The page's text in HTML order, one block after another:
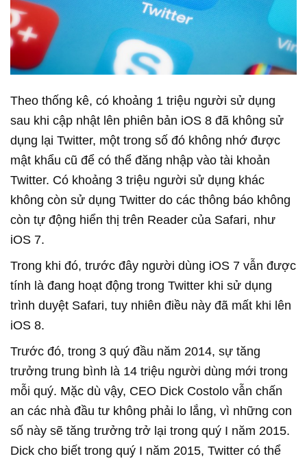
Theo thống kê, có khoảng 1 triệu người sử dụng
sau khi cập nhật lên phiên bản iOS 8 đã không sử
dụng lại Twitter, một trong số đó không nhớ được
mật khẩu cũ để có thể đăng nhập vào tài khoản
Twitter. Có khoảng 3 triệu người sử dụng khác
không còn sử dụng Twitter do các thông báo không
còn tự động hiển thị trên Reader của Safari, như
iOS 7.
Trong khi đó, trước đây người dùng iOS 7 vẫn được
tính là đang hoạt động trong Twitter khi sử dụng
trình duyệt Safari, tuy nhiên điều này đã mất khi lên
iOS 8.
Trước đó, trong 3 quý đầu năm 2014, sự tăng
trưởng trung bình là 14 triệu người dùng mới trong
mỗi quý. Mặc dù vậy, CEO Dick Costolo vẫn chấn
an các nhà đầu tư không phải lo lắng, vì những con
số này sẽ tăng trưởng trở lại trong quý I năm 2015.
Dick cho biết trong quý I năm 2015, Twitter có thể